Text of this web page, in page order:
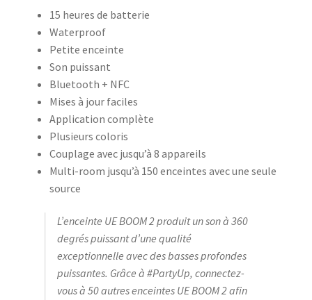
15 heures de batterie
Waterproof
Petite enceinte
Son puissant
Bluetooth + NFC
Mises à jour faciles
Application complète
Plusieurs coloris
Couplage avec jusqu’à 8 appareils
Multi-room jusqu’à 150 enceintes avec une seule
source
L’enceinte UE BOOM 2 produit un son à 360
degrés puissant d’une qualité
exceptionnelle avec des basses profondes
puissantes. Grâce à #PartyUp, connectez-
vous à 50 autres enceintes UE BOOM 2 afin